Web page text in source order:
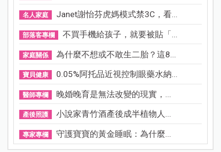
名人家庭 Janet謝怡芬虎媽模式禁3C，看...
部落客專欄 不買手機給孩子，就要被貼「...
家庭關係 為什麼不想或不敢生二胎？這8...
寶貝健康 0.05%阿托品近視控制眼藥水納...
醫師專欄 晚婚晚育是無法改變的現實，...
產後照護 小說家青竹酒產後成半植物人...
專家專欄 守護寶寶的黃金睡眠：為什麼...